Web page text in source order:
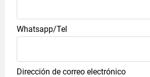
Whatsapp/Tel
Dirección de correo electrónico